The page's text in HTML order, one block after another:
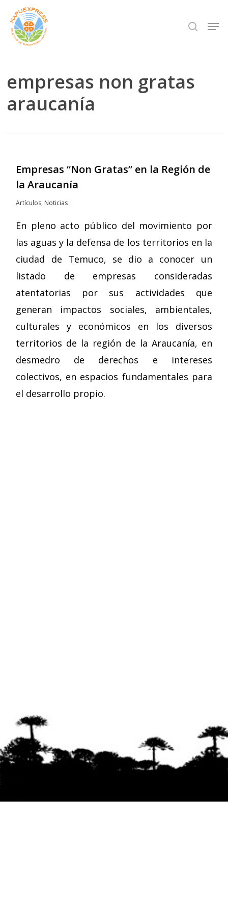
Skip
main
search
empresas non gratas
araucanía
Empresas “Non Gratas” en la Región de
la Araucanía
Artículos, Noticias
En pleno acto público del movimiento por
las aguas y la defensa de los territorios en la
ciudad de Temuco, se dio a conocer un
listado de empresas consideradas
atentatorias por sus actividades que
generan impactos sociales, ambientales,
culturales y económicos en los diversos
territorios de la región de la Araucanía, en
desmedro de derechos e intereses
colectivos, en espacios fundamentales para
el desarrollo propio.
Close